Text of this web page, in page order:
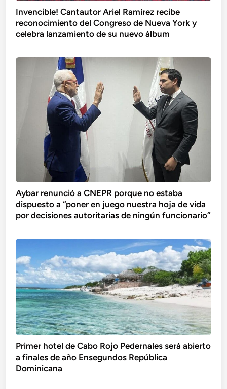
Invencible! Cantautor Ariel Ramírez recibe
reconocimiento del Congreso de Nueva York y
celebra lanzamiento de su nuevo álbum
Aybar renunció a CNEPR porque no estaba
dispuesto a “poner en juego nuestra hoja de vida
por decisiones autoritarias de ningún funcionario”
Primer hotel de Cabo Rojo Pedernales será abierto
a finales de año Ensegundos República
Dominicana